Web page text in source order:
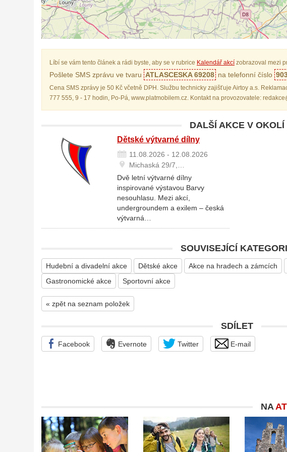
Líbí se vám tento článek a rádi byste, aby se v rubrice Kalendář akcí zobrazoval mezi
Pošlete SMS zprávu ve tvaru ATLASCESKA 69208 na telefonní číslo
Cena SMS zprávy je 50 Kč včetně DPH. Službu technicky zajišťuje Airtoy a.s.
777 555, 9 - 17 hodin, Po-Pá, www.platmobilem.cz. Kontakt na provozovatele:
DALŠÍ AKCE V OKOLÍ
Dětské výtvarné dílny
11.08.2026 - 12.08.2026
Michaská 29/7,…
Dvě letní výtvarné dílny
inspirované výstavou Barvy
nesouhlasu. Mezi akcí,
undergroundem a exilem – česká
výtvarná…
SOUVISEJÍCÍ
Hudební a divadelní akce Dětské akce Akce na hradech a zámcích
Gastronomické akce
Sportovní akce
« zpět na seznam položek
SDÍLET
Facebook Evernote Twitter E-mail
NA